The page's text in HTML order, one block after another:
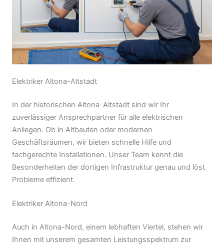
Elektriker Altona-Altstadt
In der historischen Altona-Altstadt sind wir Ihr
zuverlässiger Ansprechpartner für alle elektrischen
Anliegen. Ob in Altbauten oder modernen
Geschäftsräumen, wir bieten schnelle Hilfe und
fachgerechte Installationen. Unser Team kennt die
Besonderheiten der dortigen Infrastruktur genau und löst
Probleme effizient.
Elektriker Altona-Nord
Auch in Altona-Nord, einem lebhaften Viertel, stehen wir
Ihnen mit unserem gesamten Leistungsspektrum zur